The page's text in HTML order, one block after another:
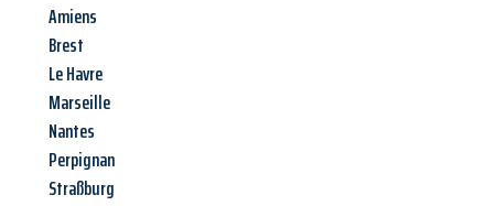
Amiens
Brest
Le Havre
Marseille
Nantes
Perpignan
Straßburg